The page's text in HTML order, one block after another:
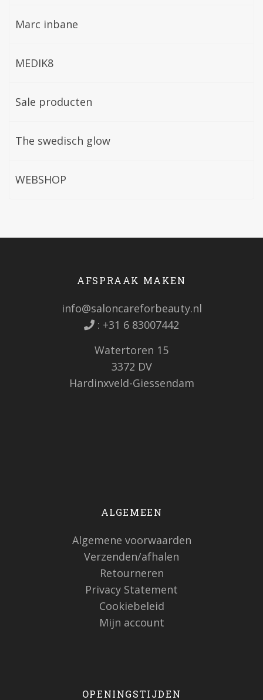
Marc inbane
MEDIK8
Sale producten
The swedisch glow
WEBSHOP
AFSPRAAK MAKEN
info@saloncareforbeauty.nl
: +31 6 83007442
Watertoren 15
3372 DV
Hardinxveld-Giessendam
ALGEMEEN
Algemene voorwaarden
Verzenden/afhalen
Retourneren
Privacy Statement
Cookiebeleid
Mijn account
OPENINGSTIJDEN